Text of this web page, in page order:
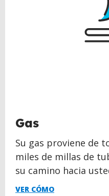
Gas
Su gas proviene de
miles de millas de
su camino hacia
VER CÓMO